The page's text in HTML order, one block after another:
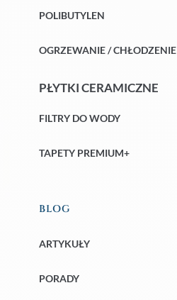
POLIBUTYLEN
OGRZEWANIE / CHŁODZENIE
PŁYTKI CERAMICZNE
FILTRY DO WODY
TAPETY PREMIUM+
BLOG
ARTYKUŁY
PORADY